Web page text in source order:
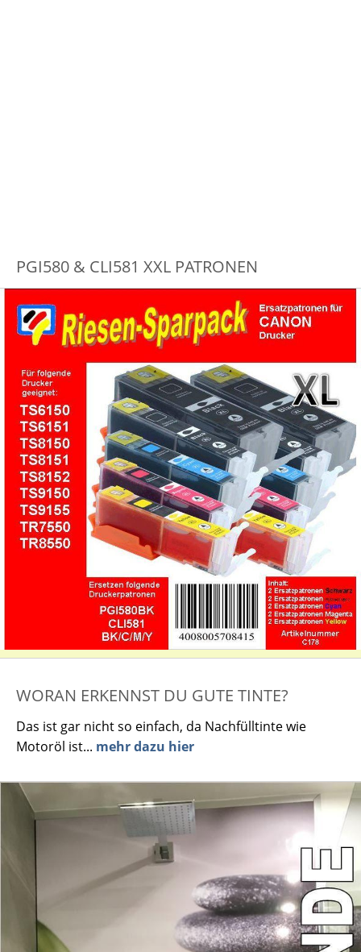
PGI580 & CLI581 XXL PATRONEN
WORAN ERKENNST DU GUTE TINTE?
Das ist gar nicht so einfach, da Nachfülltinte wie
Motoröl ist... mehr dazu hier